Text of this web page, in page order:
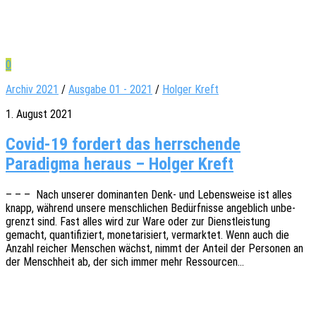
0
Archiv 2021 / Ausgabe 01 - 2021 / Holger Kreft
1. August 2021
Covid-19 fordert das herrschende
Paradigma heraus – Holger Kreft
– – – Nach unse­rer domi­nan­ten Denk- und Lebens­wei­se ist alles
knapp, während unsere mensch­li­chen Bedürf­nis­se angeb­lich unbe­
grenzt sind. Fast alles wird zur Ware oder zur Dienst­leis­tung
gemacht, quan­ti­fi­ziert, mone­ta­ri­siert, vermark­tet. Wenn auch die
Anzahl reicher Menschen wächst, nimmt der Anteil der Perso­nen an
der Mensch­heit ab, der sich immer mehr Ressourcen…